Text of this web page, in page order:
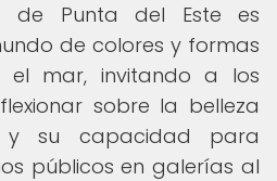
de Punta del Este es
de colores y formas
el mar, invitando a los
sobre la belleza
su capacidad para
públicos en galerías al